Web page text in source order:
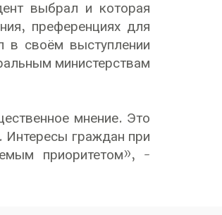
выбрал и которая
преференциях для
в своём выступлении
министерствам
мнение. Это
Интересы граждан при
приоритетом», -